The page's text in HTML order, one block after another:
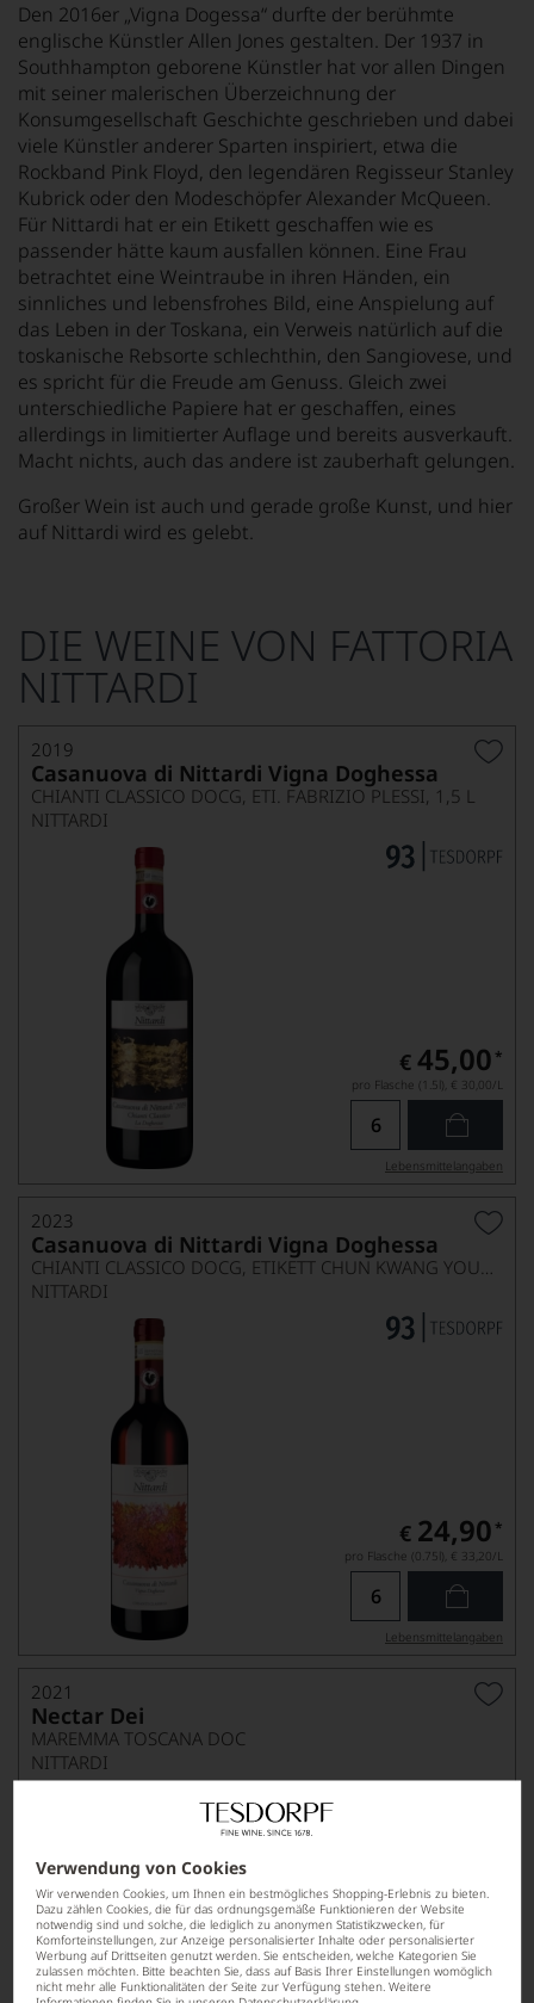
Verwendung von Cookies
Wir verwenden Cookies, um Ihnen ein bestmögliches Shopping-Erlebnis zu bieten.
Dazu zählen Cookies, die für das ordnungsgemäße Funktionieren der Website
notwendig sind und solche, die lediglich zu anonymen Statistikzwecken, für
Komforteinstellungen, zur Anzeige personalisierter Inhalte oder personalisierter
Werbung auf Drittseiten genutzt werden. Sie entscheiden, welche Kategorien Sie
zulassen möchten. Bitte beachten Sie, dass auf Basis Ihrer Einstellungen womöglich
nicht mehr alle Funktionalitäten der Seite zur Verfügung stehen. Weitere
Den 2016er „Vigna Dogessa“ durfte der berühmte
englische Künstler Allen Jones gestalten. Der 1937 in
Southhampton geborene Künstler hat vor allen Dingen
mit seiner malerischen Überzeichnung der
Konsumgesellschaft Geschichte geschrieben und dabei
viele Künstler anderer Sparten inspiriert, etwa die
Rockband Pink Floyd, den legendären Regisseur Stanley
Kubrick oder den Modeschöpfer Alexander McQueen.
Für Nittardi hat er ein Etikett geschaffen wie es
passender hätte kaum ausfallen können. Eine Frau
betrachtet eine Weintraube in ihren Händen, ein
sinnliches und lebensfrohes Bild, eine Anspielung auf
das Leben in der Toskana, ein Verweis natürlich auf die
toskanische Rebsorte schlechthin, den Sangiovese, und
es spricht für die Freude am Genuss. Gleich zwei
unterschiedliche Papiere hat er geschaffen, eines
allerdings in limitierter Auflage und bereits ausverkauft.
Macht nichts, auch das andere ist zauberhaft gelungen.
Großer Wein ist auch und gerade große Kunst, und hier
auf Nittardi wird es gelebt.
DIE WEINE VON FATTORIA
NITTARDI
2019
Casanuova di Nittardi Vigna Doghessa
CHIANTI CLASSICO DOCG, ETI. FABRIZIO PLESSI, 1,5 L
NITTARDI
€ 45,00 *
pro Flasche (1.5l), € 30,00/L
Lebensmittel­angaben
2023
Casanuova di Nittardi Vigna Doghessa
CHIANTI CLASSICO DOCG, ETIKETT CHUN KWANG YOUNG
NITTARDI
€ 24,90 *
pro Flasche (0.75l), € 33,20/L
Lebensmittel­angaben
2021
Nectar Dei
MAREMMA TOSCANA DOC
NITTARDI